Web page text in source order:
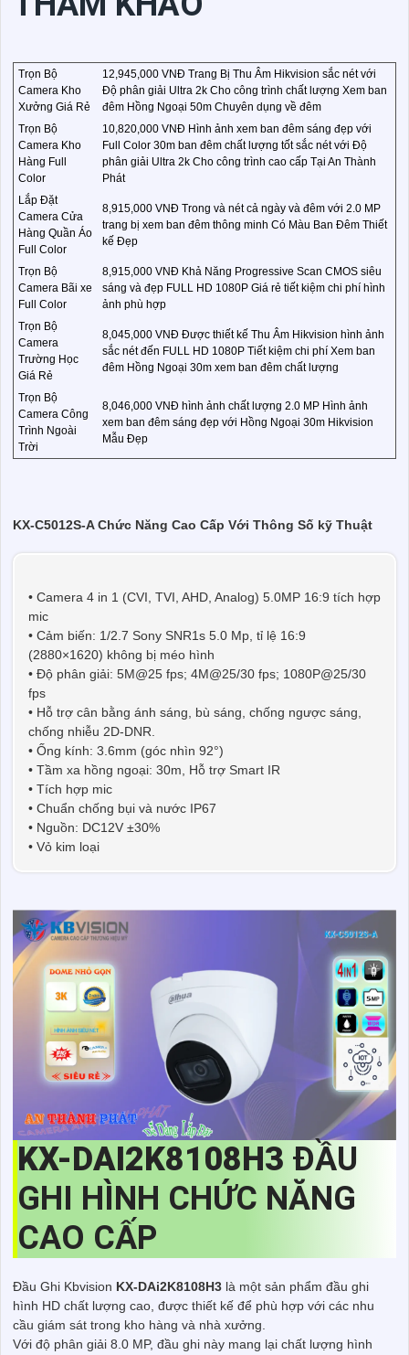
Trọn Bộ
Camera Kho
Xưởng Giá Rẻ
12,945,000 VNĐ Trang Bị Thu Âm Hikvision sắc nét với
Độ phân giải Ultra 2k Cho công trình chất lượng Xem ban
đêm Hồng Ngoại 50m Chuyên dụng về đêm
Trọn Bộ
Camera Kho
Hàng Full
Color
10,820,000 VNĐ Hình ảnh xem ban đêm sáng đẹp với
Full Color 30m ban đêm chất lượng tốt sắc nét với Độ
phân giải Ultra 2k Cho công trình cao cấp Tại An Thành
Phát
Lắp Đặt
Camera Cửa
Hàng Quần Áo
Full Color
8,915,000 VNĐ Trong và nét cả ngày và đêm với 2.0 MP
trang bị xem ban đêm thông minh Có Màu Ban Đêm Thiết
kế Đẹp
Trọn Bộ
Camera Bãi xe
Full Color
8,915,000 VNĐ Khả Năng Progressive Scan CMOS siêu
sáng và đẹp FULL HD 1080P Giá rẻ tiết kiệm chi phí hình
ảnh phù hợp
Trọn Bộ
Camera
Trường Học
Giá Rẻ
8,045,000 VNĐ Được thiết kế Thu Âm Hikvision hình ảnh
sắc nét đến FULL HD 1080P Tiết kiệm chi phí Xem ban
đêm Hồng Ngoại 30m xem ban đêm chất lượng
Trọn Bộ
Camera Công
Trình Ngoài
Trời
8,046,000 VNĐ hình ảnh chất lượng 2.0 MP Hình ảnh
xem ban đêm sáng đẹp với Hồng Ngoại 30m Hikvision
Mẫu Đẹp
KX-C5012S-A Chức Năng Cao Cấp Với Thông Số kỹ Thuật
• Camera 4 in 1 (CVI, TVI, AHD, Analog) 5.0MP 16:9 tích hợp
mic
• Cảm biến: 1/2.7 Sony SNR1s 5.0 Mp, tỉ lệ 16:9
(2880×1620) không bị méo hình
• Độ phân giải: 5M@25 fps; 4M@25/30 fps; 1080P@25/30
fps
• Hỗ trợ cân bằng ánh sáng, bù sáng, chống ngược sáng,
chống nhiễu 2D-DNR.
• Ống kính: 3.6mm (góc nhìn 92°)
• Tầm xa hồng ngoại: 30m, Hỗ trợ Smart IR
• Tích hợp mic
• Chuẩn chống bụi và nước IP67
• Nguồn: DC12V ±30%
• Vỏ kim loại
KX-DAI2K8108H3 ĐẦU
GHI HÌNH CHỨC NĂNG
CAO CẤP
Đầu Ghi Kbvision KX-DAi2K8108H3 là một sản phẩm đầu ghi
hình HD chất lượng cao, được thiết kế để phù hợp với các nhu
cầu giám sát trong kho hàng và nhà xưởng.
Với độ phân giải 8.0 MP, đầu ghi này mang lại chất lượng hình